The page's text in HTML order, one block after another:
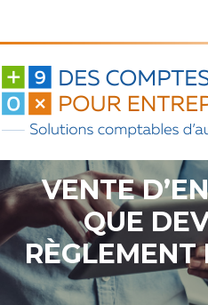
Aller
contenu
VENTE
QUE
RÈGLEMENT